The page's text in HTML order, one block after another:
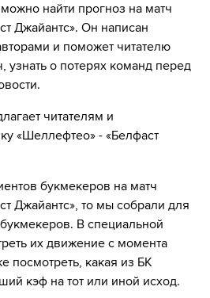
найти прогноз на матч
Джайантс». Он написан
и поможет читателю
узнать о потерях команд перед
читателям и
«Шеллефтео» - «Белфаст
букмекеров на матч
Джайантс», то мы собрали для
В специальной
их движение с момента
посмотреть, какая из БК
кэф на тот или иной исход.